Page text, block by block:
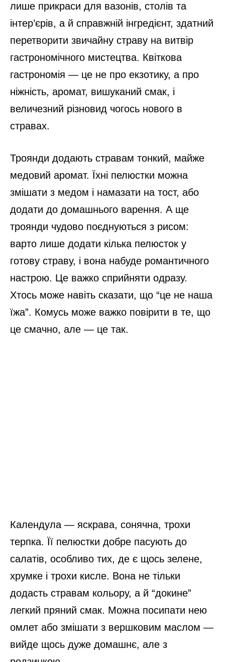
лише прикраси для вазонів, столів та
інтер’єрів, а й справжній інгредієнт, здатний
перетворити звичайну страву на витвір
гастрономічного мистецтва. Квіткова
гастрономія — це не про екзотику, а про
ніжність, аромат, вишуканий смак, і
величезний різновид чогось нового в
стравах.
Троянди додають стравам тонкий, майже
медовий аромат. Їхні пелюстки можна
змішати з медом і намазати на тост, або
додати до домашнього варення. А ще
троянди чудово поєднуються з рисом:
варто лише додати кілька пелюсток у
готову страву, і вона набуде романтичного
настрою. Це важко сприйняти одразу.
Хтось може навіть сказати, що “це не наша
їжа”. Комусь може важко повірити в те, що
це смачно, але — це так.
Календула — яскрава, сонячна, трохи
терпка. Її пелюстки добре пасують до
салатів, особливо тих, де є щось зелене,
хрумке і трохи кисле. Вона не тільки
додасть стравам кольору, а й “докине”
легкий пряний смак. Можна посипати нею
омлет або змішати з вершковим маслом —
вийде щось дуже домашнє, але з